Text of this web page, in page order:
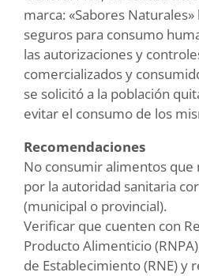
marca: «Sabores
seguros para consumo
las autorizaciones y
comercializados y
se solicitó a la población
evitar el consumo de los
Recomendaciones
No consumir alimentos que
por la autoridad sanitaria
(municipal o provincial).
Verificar que cuenten con
Producto Alimenticio
de Establecimiento (RNE) y